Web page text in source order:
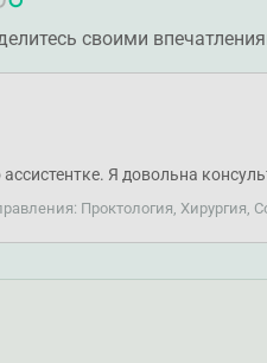
своими
Я довольна
Проктология, Хирургия,